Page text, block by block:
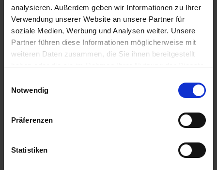
analysieren. Außerdem geben wir Informationen zu Ihrer
Verwendung unserer Website an unsere Partner für
soziale Medien, Werbung und Analysen weiter. Unsere
Partner führen diese Informationen möglicherweise mit
weiteren Daten zusammen, die Sie ihnen bereitgestellt
Notwendig
Präferenzen
Statistiken
20,38 € / St
20,38 € pro 1 Stück
24,25 €
inkl. 19% MwSt., zzgl. Versandkosten
Lieferung voraussichtlich ab Donnerstag, 13. August 2026
QTY_CONTROL_DECREASE